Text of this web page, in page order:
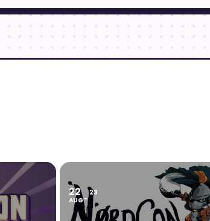
22
AUG
23